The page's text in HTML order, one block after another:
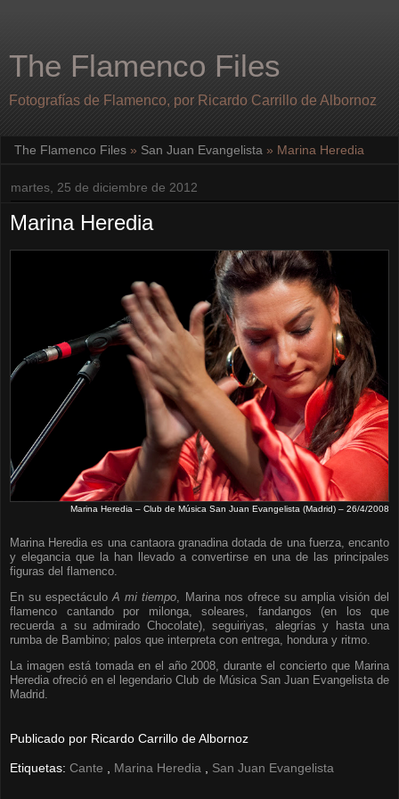
The Flamenco Files
Fotografías de Flamenco, por Ricardo Carrillo de Albornoz
The Flamenco Files » San Juan Evangelista » Marina Heredia
martes, 25 de diciembre de 2012
Marina Heredia
Marina Heredia – Club de Música San Juan Evangelista (Madrid) – 26/4/2008
Marina Heredia es una cantaora granadina dotada de una fuerza, encanto
y elegancia que la han llevado a convertirse en una de las principales
figuras del flamenco.
En su espectáculoA mi tiempo, Marina nos ofrece su amplia visión del
flamenco cantando por milonga, soleares, fandangos (en los que
recuerda a su admirado Chocolate), seguiriyas, alegrías y hasta una
rumba de Bambino; palos que interpreta con entrega, hondura y ritmo.
La imagen está tomada en el año 2008, durante el concierto que Marina
Heredia ofreció en el legendario Club de Música San Juan Evangelista de
Madrid.
Publicado por Ricardo Carrillo de Albornoz
Etiquetas: Cante , Marina Heredia , San Juan Evangelista